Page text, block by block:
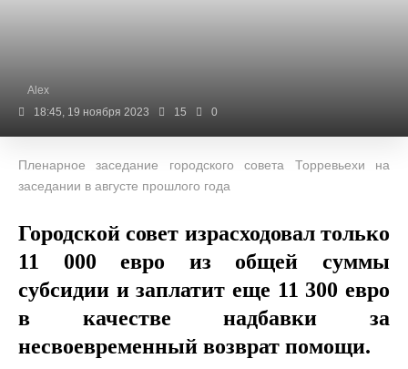
Alex
18:45, 19 ноября 2023
15 0
Пленарное заседание городского совета Торревьехи на
заседании в августе прошлого года
Городской совет израсходовал только
11 000 евро из общей суммы
субсидии и заплатит еще 11 300 евро
в качестве надбавки за
несвоевременный возврат помощи.